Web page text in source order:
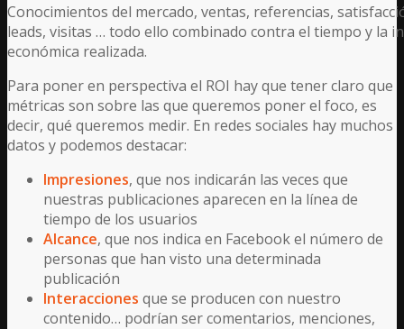
Conocimientos del mercado, ventas, referencias,
leads, visitas … todo ello combinado contra el tiempo y la
económica realizada.
Para poner en perspectiva el ROI hay que tener claro que
métricas son sobre las que queremos poner el foco, es
decir, qué queremos medir. En redes sociales hay muchos
datos y podemos destacar:
Impresiones, que nos indicarán las veces que
nuestras publicaciones aparecen en la línea de
tiempo de los usuarios
Alcance, que nos indica en Facebook el número de
personas que han visto una determinada
publicación
Interacciones que se producen con nuestro
contenido… podrían ser comentarios, menciones,